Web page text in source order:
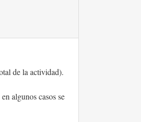
de la actividad).
algunos casos se